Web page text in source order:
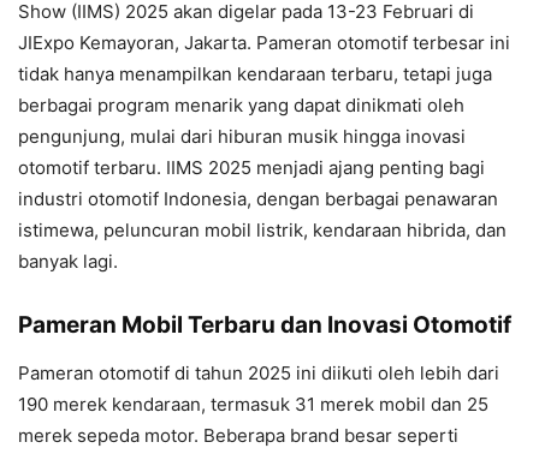
Show (IIMS) 2025 akan digelar pada 13-23 Februari di
JIExpo Kemayoran, Jakarta. Pameran otomotif terbesar ini
tidak hanya menampilkan kendaraan terbaru, tetapi juga
berbagai program menarik yang dapat dinikmati oleh
pengunjung, mulai dari hiburan musik hingga inovasi
otomotif terbaru. IIMS 2025 menjadi ajang penting bagi
industri otomotif Indonesia, dengan berbagai penawaran
istimewa, peluncuran mobil listrik, kendaraan hibrida, dan
banyak lagi.
Pameran Mobil Terbaru dan Inovasi Otomotif
Pameran otomotif di tahun 2025 ini diikuti oleh lebih dari
190 merek kendaraan, termasuk 31 merek mobil dan 25
merek sepeda motor. Beberapa brand besar seperti